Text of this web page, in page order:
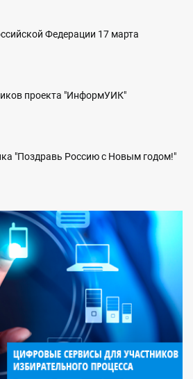
Федерации 17 марта
проекта "ИнформУИК"
"Поздравь Россию с Новым годом!"